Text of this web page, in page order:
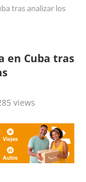
tras analizar los
en Cuba tras
views